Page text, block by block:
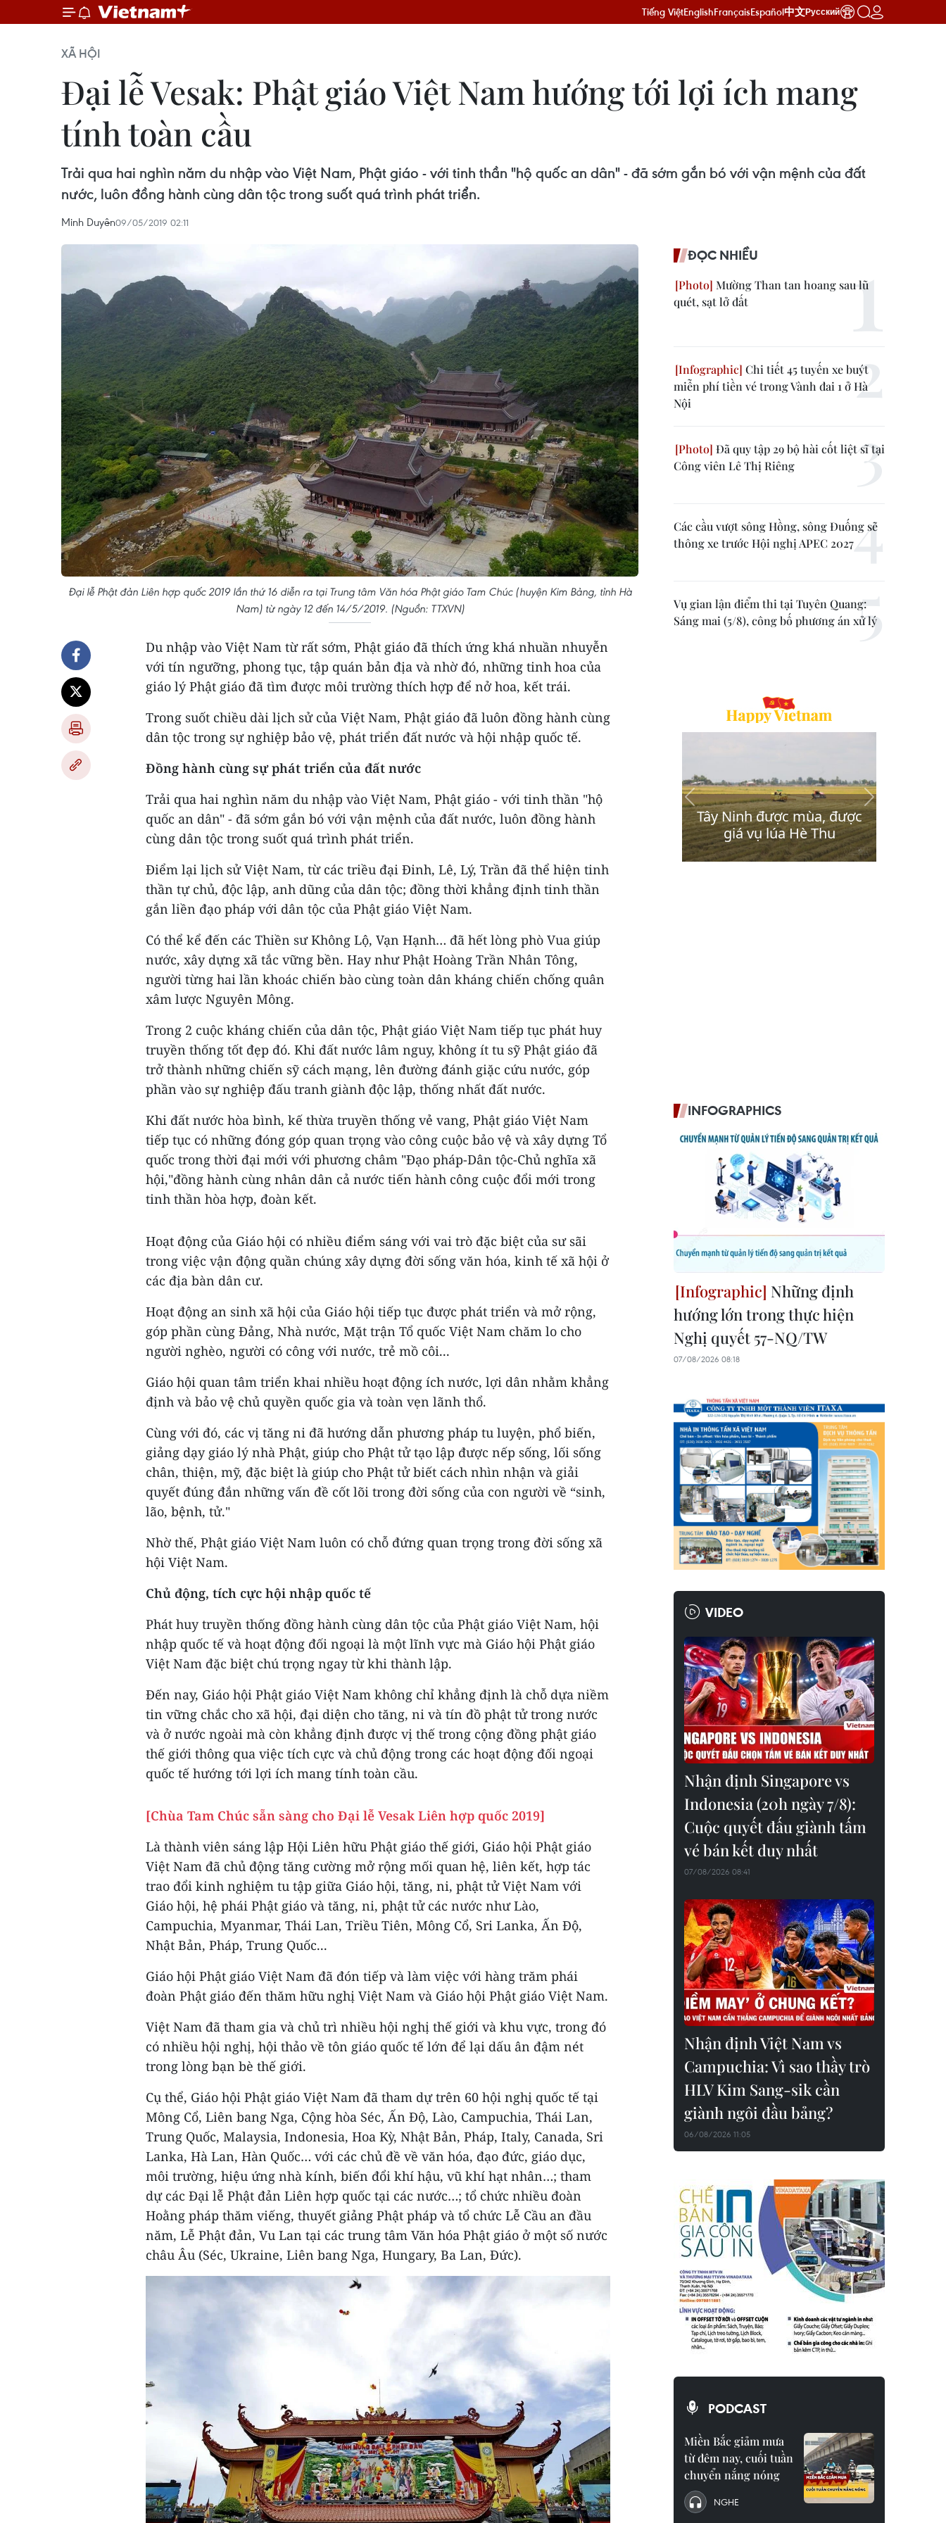
Tiếng ViệtEnglishFrançaisEspañol中文Русский
XÃ HỘI
Đại lễ Vesak: Phật giáo Việt Nam hướng tới lợi ích mang
tính toàn cầu
Trải qua hai nghìn năm du nhập vào Việt Nam, Phật giáo - với tinh thần "hộ quốc an dân" - đã sớm gắn bó với vận mệnh của đất
nước, luôn đồng hành cùng dân tộc trong suốt quá trình phát triển.
Minh Duyên09/05/2019 02:11
Đại lễ Phật đản Liên hợp quốc 2019 lần thứ 16 diễn ra tại Trung tâm Văn hóa Phật giáo Tam Chúc (huyện Kim Bảng, tỉnh Hà
Nam) từ ngày 12 đến 14/5/2019. (Nguồn: TTXVN)
Du nhập vào Việt Nam từ rất sớm, Phật giáo đã thích ứng khá nhuần nhuyễn
với tín ngưỡng, phong tục, tập quán bản địa và nhờ đó, những tinh hoa của
giáo lý Phật giáo đã tìm được môi trường thích hợp để nở hoa, kết trái.
Trong suốt chiều dài lịch sử của Việt Nam, Phật giáo đã luôn đồng hành cùng
dân tộc trong sự nghiệp bảo vệ, phát triển đất nước và hội nhập quốc tế.
Đồng hành cùng sự phát triển của đất nước
Trải qua hai nghìn năm du nhập vào Việt Nam, Phật giáo - với tinh thần "hộ
quốc an dân" - đã sớm gắn bó với vận mệnh của đất nước, luôn đồng hành
cùng dân tộc trong suốt quá trình phát triển.
Điểm lại lịch sử Việt Nam, từ các triều đại Đinh, Lê, Lý, Trần đã thể hiện tinh
thần tự chủ, độc lập, anh dũng của dân tộc; đồng thời khẳng định tinh thần
gắn liền đạo pháp với dân tộc của Phật giáo Việt Nam.
Có thể kể đến các Thiền sư Không Lộ, Vạn Hạnh… đã hết lòng phò Vua giúp
nước, xây dựng xã tắc vững bền. Hay như Phật Hoàng Trần Nhân Tông,
người từng hai lần khoác chiến bào cùng toàn dân kháng chiến chống quân
xâm lược Nguyên Mông.
Trong 2 cuộc kháng chiến của dân tộc, Phật giáo Việt Nam tiếp tục phát huy
truyền thống tốt đẹp đó. Khi đất nước lâm nguy, không ít tu sỹ Phật giáo đã
trở thành những chiến sỹ cách mạng, lên đường đánh giặc cứu nước, góp
phần vào sự nghiệp đấu tranh giành độc lập, thống nhất đất nước.
Khi đất nước hòa bình, kế thừa truyền thống vẻ vang, Phật giáo Việt Nam
tiếp tục có những đóng góp quan trọng vào công cuộc bảo vệ và xây dựng Tổ
quốc trong thời đại mới với phương châm "Đạo pháp-Dân tộc-Chủ nghĩa xã
hội,"đồng hành cùng nhân dân cả nước tiến hành công cuộc đổi mới trong
tinh thần hòa hợp, đoàn kết.
Hoạt động của Giáo hội có nhiều điểm sáng với vai trò đặc biệt của sư sãi
trong việc vận động quần chúng xây dựng đời sống văn hóa, kinh tế xã hội ở
các địa bàn dân cư.
Hoạt động an sinh xã hội của Giáo hội tiếp tục được phát triển và mở rộng,
góp phần cùng Đảng, Nhà nước, Mặt trận Tổ quốc Việt Nam chăm lo cho
người nghèo, người có công với nước, trẻ mồ côi...
Giáo hội quan tâm triển khai nhiều hoạt động ích nước, lợi dân nhằm khẳng
định và bảo vệ chủ quyền quốc gia và toàn vẹn lãnh thổ.
Cùng với đó, các vị tăng ni đã hướng dẫn phương pháp tu luyện, phổ biến,
giảng dạy giáo lý nhà Phật, giúp cho Phật tử tạo lập được nếp sống, lối sống
chân, thiện, mỹ, đặc biệt là giúp cho Phật tử biết cách nhìn nhận và giải
quyết đúng đắn những vấn đề cốt lõi trong đời sống của con người về “sinh,
lão, bệnh, tử."
Nhờ thế, Phật giáo Việt Nam luôn có chỗ đứng quan trọng trong đời sống xã
hội Việt Nam.
Chủ động, tích cực hội nhập quốc tế
Phát huy truyền thống đồng hành cùng dân tộc của Phật giáo Việt Nam, hội
nhập quốc tế và hoạt động đối ngoại là một lĩnh vực mà Giáo hội Phật giáo
Việt Nam đặc biệt chú trọng ngay từ khi thành lập.
Đến nay, Giáo hội Phật giáo Việt Nam không chỉ khẳng định là chỗ dựa niềm
tin vững chắc cho xã hội, đại diện cho tăng, ni và tín đồ phật tử trong nước
và ở nước ngoài mà còn khẳng định được vị thế trong cộng đồng phật giáo
thế giới thông qua việc tích cực và chủ động trong các hoạt động đối ngoại
quốc tế hướng tới lợi ích mang tính toàn cầu.
[Chùa Tam Chúc sẵn sàng cho Đại lễ Vesak Liên hợp quốc 2019]
Là thành viên sáng lập Hội Liên hữu Phật giáo thế giới, Giáo hội Phật giáo
Việt Nam đã chủ động tăng cường mở rộng mối quan hệ, liên kết, hợp tác
trao đổi kinh nghiệm tu tập giữa Giáo hội, tăng, ni, phật tử Việt Nam với
Giáo hội, hệ phái Phật giáo và tăng, ni, phật tử các nước như Lào,
Campuchia, Myanmar, Thái Lan, Triều Tiên, Mông Cổ, Sri Lanka, Ấn Độ,
Nhật Bản, Pháp, Trung Quốc...
Giáo hội Phật giáo Việt Nam đã đón tiếp và làm việc với hàng trăm phái
đoàn Phật giáo đến thăm hữu nghị Việt Nam và Giáo hội Phật giáo Việt Nam.
Việt Nam đã tham gia và chủ trì nhiều hội nghị thế giới và khu vực, trong đó
có nhiều hội nghị, hội thảo về tôn giáo quốc tế lớn để lại dấu ân đậm nét
trong lòng bạn bè thế giới.
Cụ thể, Giáo hội Phật giáo Việt Nam đã tham dự trên 60 hội nghị quốc tế tại
Mông Cổ, Liên bang Nga, Cộng hòa Séc, Ấn Độ, Lào, Campuchia, Thái Lan,
Trung Quốc, Malaysia, Indonesia, Hoa Kỳ, Nhật Bản, Pháp, Italy, Canada, Sri
Lanka, Hà Lan, Hàn Quốc… với các chủ đề về văn hóa, đạo đức, giáo dục,
môi trường, hiệu ứng nhà kính, biến đổi khí hậu, vũ khí hạt nhân…; tham
dự các Đại lễ Phật đản Liên hợp quốc tại các nước…; tổ chức nhiều đoàn
Hoằng pháp thăm viếng, thuyết giảng Phật pháp và tổ chức Lễ Cầu an đầu
năm, Lễ Phật đản, Vu Lan tại các trung tâm Văn hóa Phật giáo ở một số nước
châu Âu (Séc, Ukraine, Liên bang Nga, Hungary, Ba Lan, Đức).
ĐỌC NHIỀU
Mường Than tan hoang sau lũ
quét, sạt lở đất
Chi tiết 45 tuyến xe buýt
miễn phí tiền vé trong Vành đai 1 ở Hà
Nội
Đã quy tập 29 bộ hài cốt liệt sĩ tại
Công viên Lê Thị Riêng
Các cầu vượt sông Hồng, sông Đuống sẽ
thông xe trước Hội nghị APEC 2027
Vụ gian lận điểm thi tại Tuyên Quang:
Sáng mai (5/8), công bố phương án xử lý
INFOGRAPHICS
Những định
hướng lớn trong thực hiện
Nghị quyết 57-NQ/TW
07/08/2026 08:18
VIDEO
Nhận định Singapore vs
Indonesia (20h ngày 7/8):
Cuộc quyết đấu giành tấm
vé bán kết duy nhất
07/08/2026 08:41
Nhận định Việt Nam vs
Campuchia: Vì sao thầy trò
HLV Kim Sang-sik cần
giành ngôi đầu bảng?
06/08/2026 11:05
PODCAST
Miền Bắc giảm mưa
từ đêm nay, cuối tuần
chuyển nắng nóng
NGHE